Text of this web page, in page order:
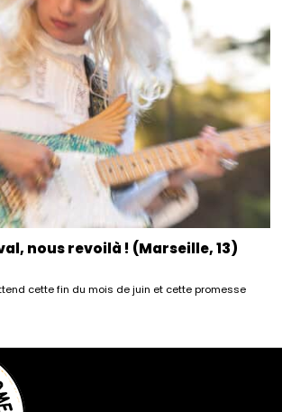
nous revoilà ! (Marseille, 13)
cette fin du mois de juin et cette promesse